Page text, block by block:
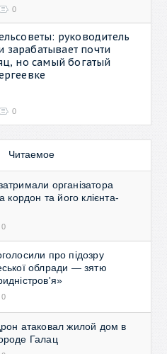
0
руководитель
почти
но самый богатый
0
Читаемое
організатора
кордон та його клієнта-
0
про підозру
облради — зятю
0
атаковал жилой дом в
Галац